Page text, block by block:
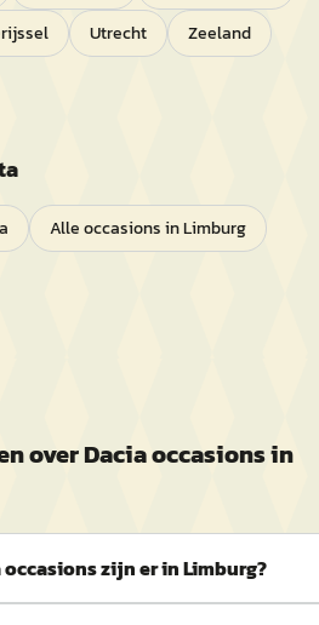
Utrecht
Zeeland
Alle occasions inLimburg
overDaciaoccasions in
occasions zijn er in Limburg?